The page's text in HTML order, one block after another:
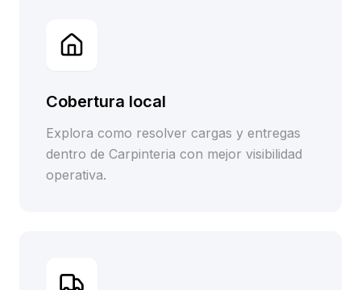
Cobertura local
Explora como resolver cargas y entregas
dentro de Carpinteria con mejor visibilidad
operativa.